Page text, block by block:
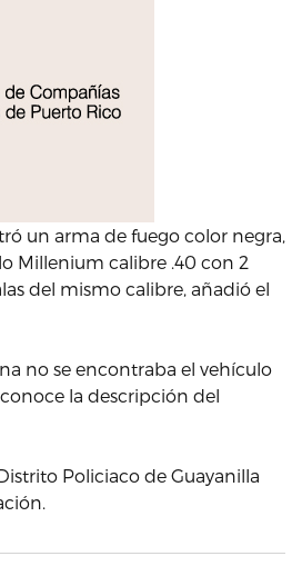
un arma de fuego color negra,
Millenium calibre .40 con 2
del mismo calibre, añadió el
no se encontraba el vehículo
la descripción del
Policiaco de Guayanilla